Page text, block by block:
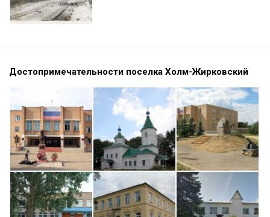
Достопримечательности поселка Холм-Жирковский